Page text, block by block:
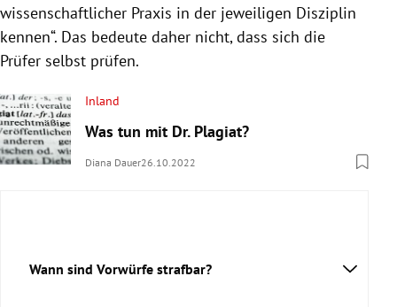
wissenschaftlicher Praxis in der jeweiligen Disziplin
kennen“. Das bedeute daher nicht, dass sich die
Prüfer selbst prüfen.
Inland
Was tun mit Dr. Plagiat?
Diana Dauer26.10.2022
Wann sind Vorwürfe strafbar?